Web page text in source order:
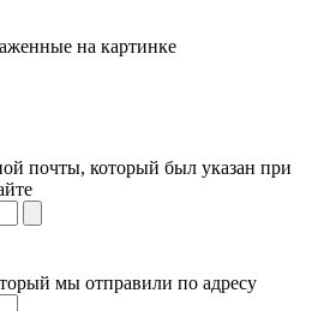
на картинке
почты, который был указан при
мы отправили по адресу